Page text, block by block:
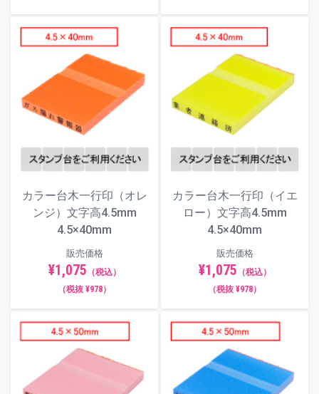
カラー台木一行印（オレ
ンジ）文字高4.5mm
4.5×40mm
販売価格
¥1,075 （税込）
（税抜 ¥978）
カラー台木一行印（イエ
ロー）文字高4.5mm
4.5×40mm
販売価格
¥1,075 （税込）
（税抜 ¥978）